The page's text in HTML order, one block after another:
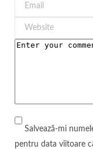
Salvează-mi
pentru data viitoare